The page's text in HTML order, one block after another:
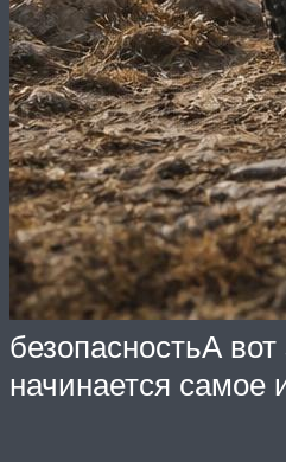
безопасностьА вот
начинается самое